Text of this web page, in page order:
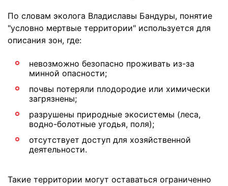
По словам эколога Владиславы Бандуры, понятие
"условно мертвые территории" используется для
описания зон, где:
невозможно безопасно проживать из-за
минной опасности;
почвы потеряли плодородие или химически
загрязнены;
разрушены природные экосистемы (леса,
водно-болотные угодья, поля);
отсутствует доступ для хозяйственной
деятельности.
Такие территории могут оставаться ограниченно